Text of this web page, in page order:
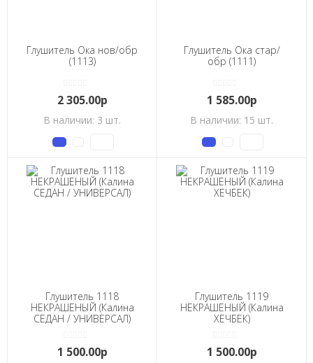
Глушитель Ока нов/обр
(1113)
2 305.00р
В наличии: 3 шт.
Глушитель Ока стар/
обр (1111)
1 585.00р
В наличии: 15 шт.
Глушитель 1118
НЕКРАШЕНЫЙ (Калина
СЕДАН / УНИВЕРСАЛ)
1 500.00р
Глушитель 1119
НЕКРАШЕНЫЙ (Калина
ХЕЧБЕК)
1 500.00р